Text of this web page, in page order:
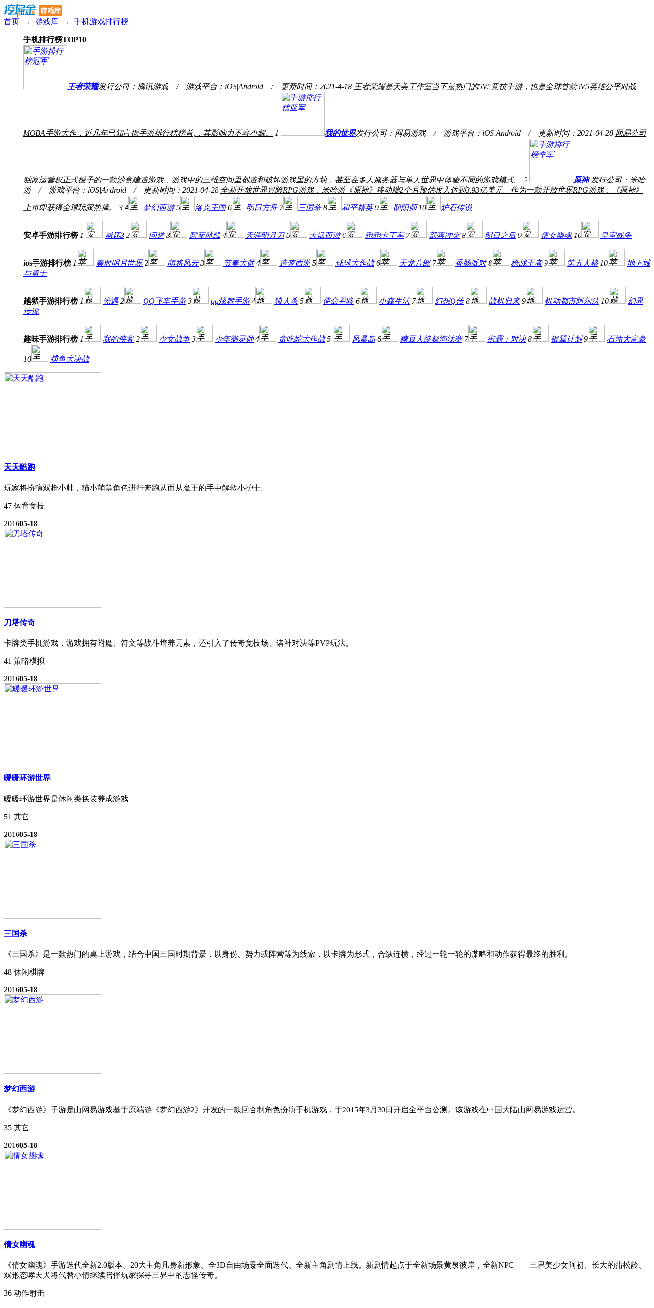
首页 → 游戏库 → 手机游戏排行榜
手机排行榜TOP10
王者荣耀发行公司：腾讯游戏 / 游戏平台：iOS|Android / 更新时间：2021-4-18 王者荣耀是天美工作室当下最热门的5V5竞技手游，也是全球首款5V5英雄公平对战
MOBA手游大作，近几年已知占据手游排行榜榜首,，其影响力不容小觑。 1 我的世界发行公司：网易游戏 / 游戏平台：iOS|Android / 更新时间：2021-04-28 网易公司
独家运营权正式授予的一款沙盒建造游戏，游戏中的三维空间里创造和破坏游戏里的方块，甚至在多人服务器与单人世界中体验不同的游戏模式。 2 原神发行公司：米哈
游 / 游戏平台：iOS|Android / 更新时间：2021-04-28 全新开放世界冒险RPG游戏，米哈游《原神》移动端2个月预估收入达到3.93亿美元。作为一款开放世界RPG游戏，《原神》
上市即获得全球玩家热捧。 3 4 梦幻西游 5 洛克王国 6 明日方舟 7 三国杀 8 和平精英 9 阴阳师 10 炉石传说
安卓手游排行榜 1 崩坏3 2 问道 3 碧蓝航线 4 天涯明月刀 5 大话西游 6 跑跑卡丁车 7 部落冲突 8 明日之后 9 倩女幽魂 10 皇室战争
ios手游排行榜 1 秦时明月世界 2 萌将风云 3 节奏大师 4 造梦西游 5 球球大作战 6 天龙八部 7 香肠派对 8 枪战王者 9 第五人格 10
地下城
与勇士
越狱手游排行榜 1 光遇 2 QQ飞车手游 3 qq炫舞手游 4 狼人杀 5 使命召唤 6 小森生活 7 幻想Q传 8 战机归来 9 机动都市阿尔法 10
幻界
传说
趣味手游排行榜 1 我的侠客 2 少女战争 3 少年御灵师 4 贪吃蛇大作战 5 风暴岛 6 糖豆人终极淘汰赛 7 街霸：对决 8 银翼计划 9 石油大富豪
10 捕鱼大决战
天天酷跑
玩家将扮演双枪小帅，猫小萌等角色进行奔跑从而从魔王的手中解救小护士。
47 体育竞技
201605-18
刀塔传奇
卡牌类手机游戏，游戏拥有附魔、符文等战斗培养元素，还引入了传奇竞技场、诸神对决等PVP玩法。
41 策略模拟
201605-18
暖暖环游世界
暖暖环游世界是休闲类换装养成游戏
51 其它
201605-18
三国杀
《三国杀》是一款热门的桌上游戏，结合中国三国时期背景，以身份、势力或阵营等为线索，以卡牌为形式，合纵连横，经过一轮一轮的谋略和动作获得最终的胜利。
48 休闲棋牌
201605-18
梦幻西游
《梦幻西游》手游是由网易游戏基于原端游《梦幻西游2》开发的一款回合制角色扮演手机游戏，于2015年3月30日开启全平台公测。该游戏在中国大陆由网易游戏运营。
35 其它
201605-18
倩女幽魂
《倩女幽魂》手游迭代全新2.0版本。20大主角凡身新形象、全3D自由场景全面迭代、全新主角剧情上线。新剧情起点于全新场景黄泉彼岸，全新NPC——三界美少女阿初、长大的蒲松龄、
双形态哮天犬将代替小倩继续陪伴玩家探寻三界中的志怪传奇。
36 动作射击